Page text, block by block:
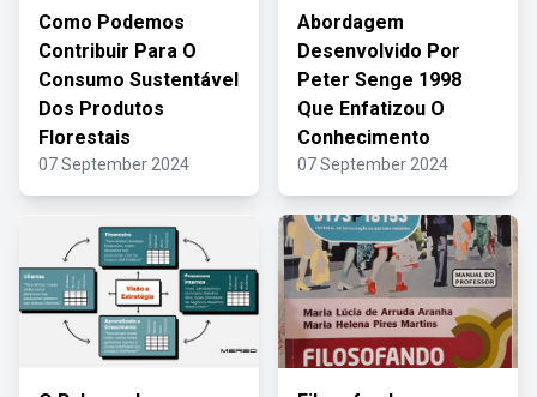
Como Podemos
Contribuir Para O
Consumo Sustentável
Dos Produtos
Florestais
07 September 2024
Abordagem
Desenvolvido Por
Peter Senge 1998
Que Enfatizou O
Conhecimento
07 September 2024